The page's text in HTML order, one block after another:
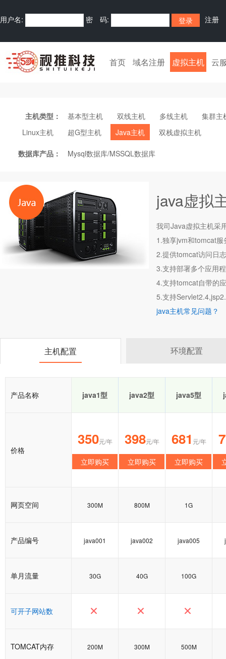
用户名: 密 码: 注册
全国热线: 400-9988-605
首页 域名注册 虚拟主机 云
主机类型： 基本型主机 双线主机 多线主机
集群主
Linux主机
超G型主机 Java主机 双栈虚拟主机
数据库产品： Mysql数据库/MSSQL数据库
java虚拟
我司Java虚拟主机采
1.独享jvm和tomcat
2.提供tomcat访问日志
3.支持部署多个应用
4.支持tomcat自带的
5.支持
java主机常见问题？
主机配置 环境配置
产品名称 java1型 java2型 java5型
价格
350元/年
立即购买
398元/年
立即购买
681 元/年
立即购买
网页空间 300M 800M 1G
产品编号 java001 java002 java005
单月流量 30G 40G 100G
可开子网站数
TOMCAT内存 200M 300M 500M